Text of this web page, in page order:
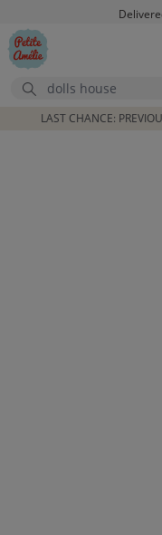
Skip to main content
Free
Customer
Search
LAST CHANCE: